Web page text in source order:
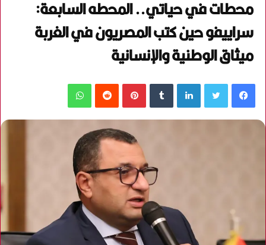
محطات في حياتي.. المحطه السابعة:
سراييفو حين كتب المصريون في الغربة
ميثاق الوطنية والإنسانية
فيسبوك لينكدإن بينتيريست